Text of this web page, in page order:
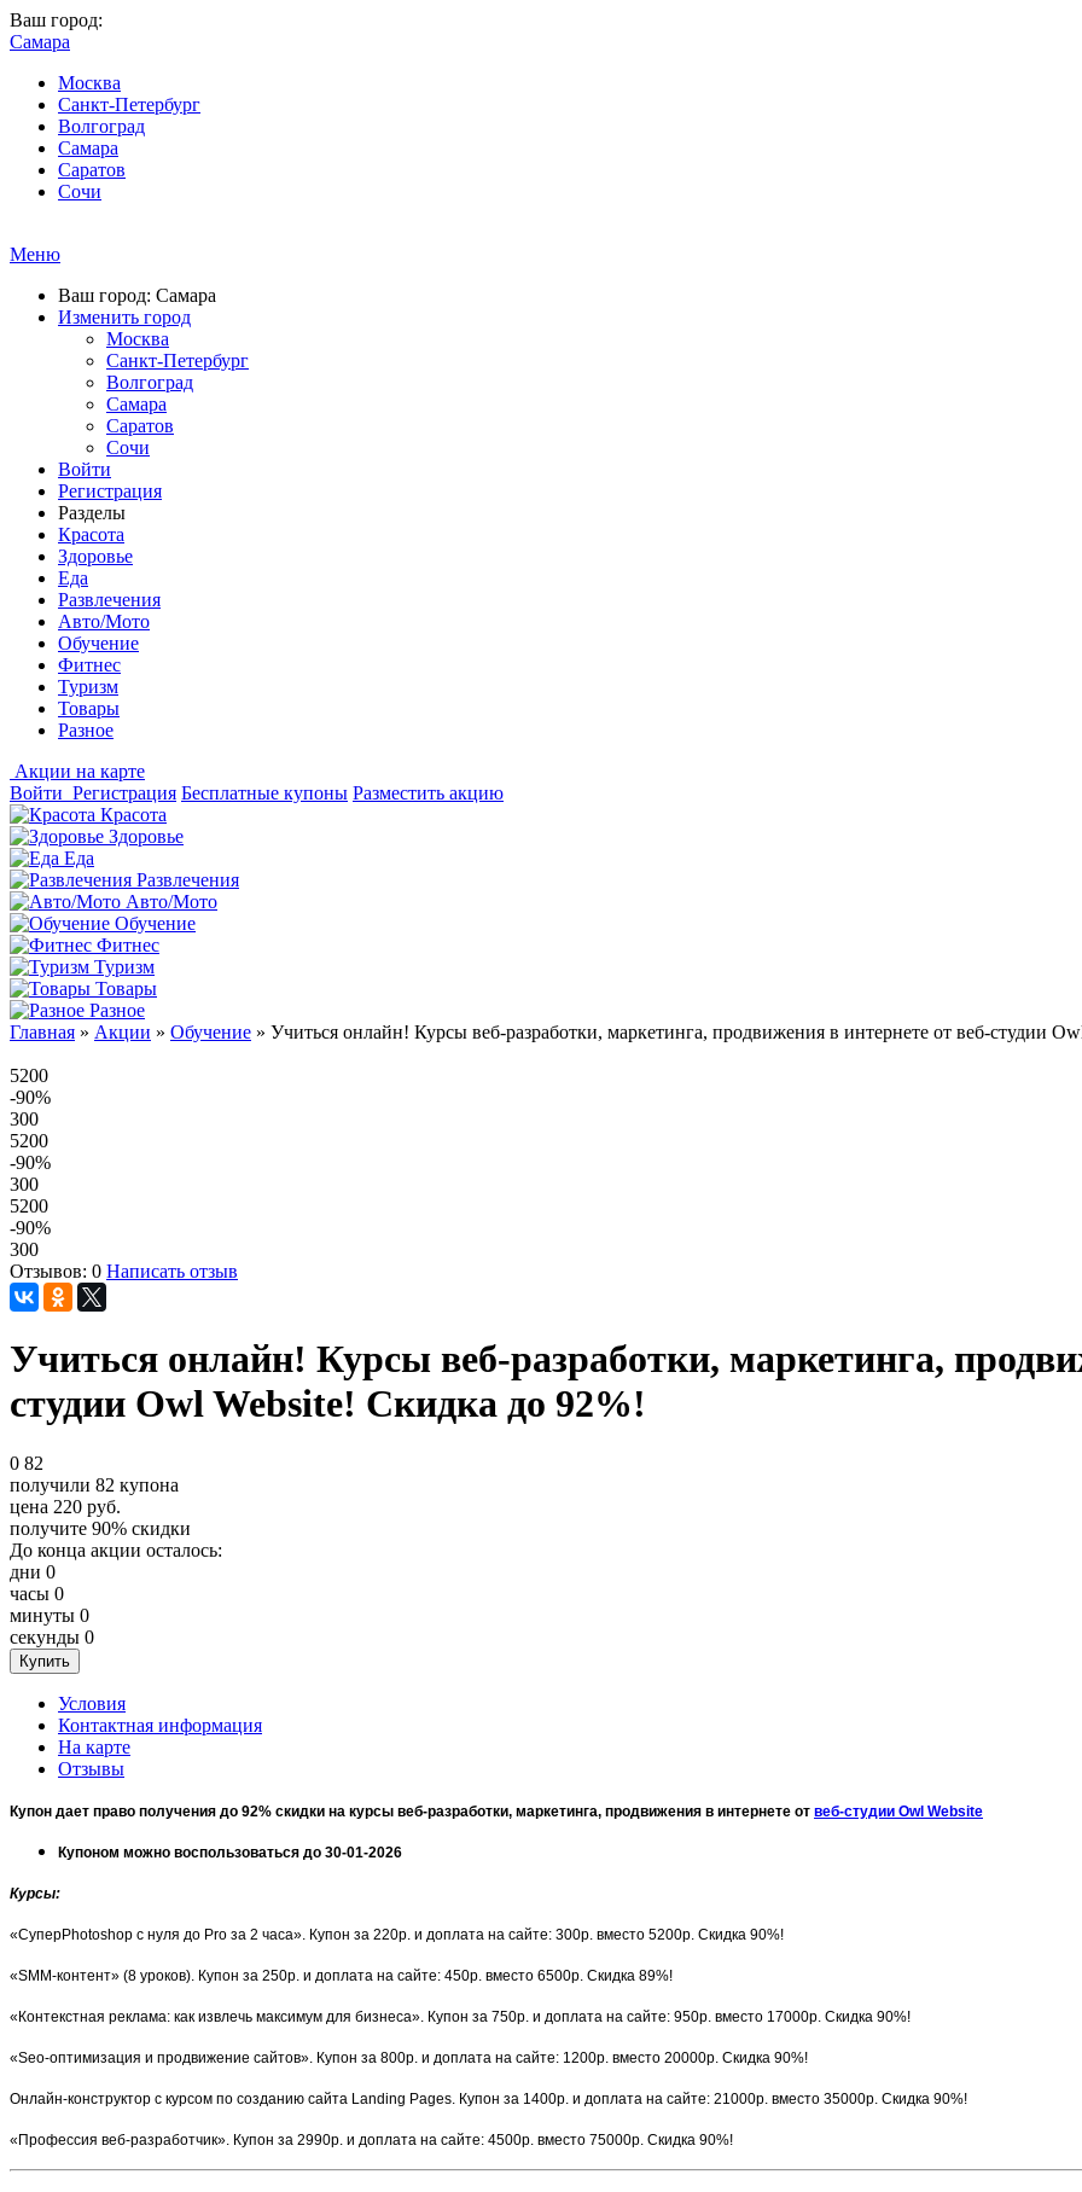
Ваш город:
Самара
Москва
Санкт-Петербург
Волгоград
Самара
Саратов
Сочи
Меню
Ваш город: Самара
Изменить город
Москва
Санкт-Петербург
Волгоград
Самара
Саратов
Сочи
Войти
Регистрация
Разделы
Красота
Здоровье
Еда
Развлечения
Авто/Мото
Обучение
Фитнес
Туризм
Товары
Разное
Акции на карте
Войти Регистрация Бесплатные купоны Разместить акцию
Красота
Здоровье
Еда
Развлечения
Авто/Мото
Обучение
Фитнес
Туризм
Товары
Разное
Главная » Акции » Обучение » Учиться онлайн! Курсы веб-разработки, маркетинга, продвижения в интернете от веб-студии
5200
-90%
300
5200
-90%
300
5200
-90%
300
Отзывов: 0 Написать отзыв
Учиться онлайн! Курсы веб-разработки, маркетинга,
студии Оwl Website! Скидка до 92%!
0 82
получили 82 купона
цена 220 руб.
получите 90% скидки
До конца акции осталось:
дни 0
часы 0
минуты 0
секунды 0
Условия
Контактная информация
На карте
Отзывы
Купон дает право получения до 92% скидки на курсы веб-разработки, маркетинга, продвижения в интернете от веб-студии Оwl Website
Купоном можно воспользоваться до 30-01-2026
Курсы:
«СуперPhotoshop с нуля до Pro за 2 часа». Купон за 220р. и доплата на сайте: 300р. вместо 5200р. Скидка 90%!
«SMM-контент» (8 уроков). Купон за 250р. и доплата на сайте: 450р. вместо 6500р. Скидка 89%!
«Контекстная реклама: как извлечь максимум для бизнеса». Купон за 750р. и доплата на сайте: 950р. вместо 17000р. Скидка 90%!
«Seo-оптимизация и продвижение сайтов». Купон за 800р. и доплата на сайте: 1200р. вместо 20000р. Скидка 90%!
Онлайн-конструктор с курсом по созданию сайта Landing Pages. Купон за 1400р. и доплата на сайте: 21000р. вместо 35000р. Скидка 90%!
«Профессия веб-разработчик». Купон за 2990р. и доплата на сайте: 4500р. вместо 75000р. Скидка 90%!